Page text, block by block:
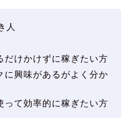
人
だけかけずに稼ぎたい方
に興味があるがよく分か
って効率的に稼ぎたい方